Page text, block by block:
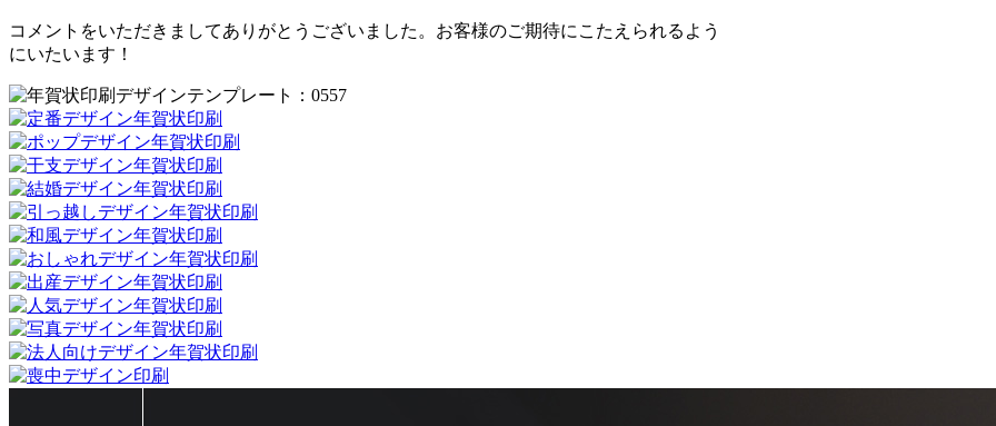
コメントをいただきましてありがとうございました。お客様のご期待にこたえられるよう
にいたいます！